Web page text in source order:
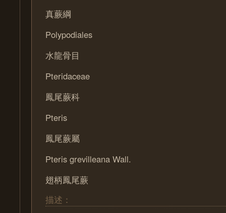
真蕨綱
Polypodiales
水龍骨目
Pteridaceae
鳳尾蕨科
Pteris
鳳尾蕨屬
Pteris grevilleana Wall.
翅柄鳳尾蕨
描述：